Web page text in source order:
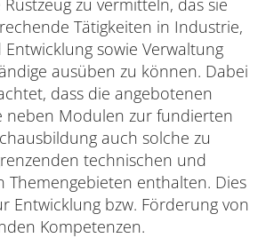
zu vermitteln, das sie
Tätigkeiten in Industrie,
sowie Verwaltung
ausüben zu können. Dabei
dass die angebotenen
neben Modulen zur fundierten
auch solche zu
technischen und
Themengebieten enthalten. Dies
Entwicklung bzw. Förderung von
Kompetenzen.